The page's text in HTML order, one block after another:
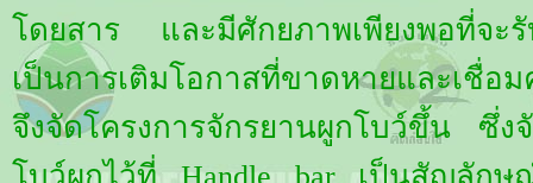
โดยสาร และมีศักยภาพเพียงพอที่จะ
เป็นการเติมโอกาสที่ขาดหายและเชื่
จึงจัดโครงการจักรยานผูกโบว์ขึ้น ซึ่ง